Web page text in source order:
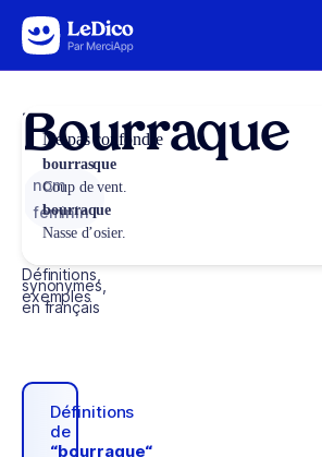
Aller au contenu
Bourraque
nom
féminin
Définitions,
synonymes,
exemples
en français
Définitions
de
“bourraque“
Ne pas confondre
bourrasque
Coup de vent.
bourraque
Nasse d’osier.